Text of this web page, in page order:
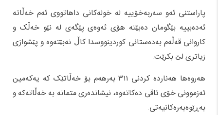
پاراستنی ئەو سەربەخۆییە لە خولەکانی داهاتووی ئەم خەڵاتە
ئەدەبییە بێگومان دەبێتە هۆی ئەوەی پێگەی لە نێو خەڵک و
کاروانی قەڵەم بەدەستانی کوردینووسدا کاڵ نەبێتەوە و پێشوازی
زیاتری لێ بکرێت.
هەروەها هەناردە کردنی ۳۱۱ بەرهەم بۆ خەڵاتێک کە یەکەمین
ئەزموونی خۆی تاقی دەکاتەوە، نیشاندەری متمانە بە خەڵاتەکە و
بەڕێوەبەرەکانیەتی.